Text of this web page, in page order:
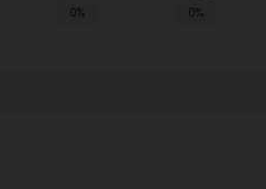
0% 0%